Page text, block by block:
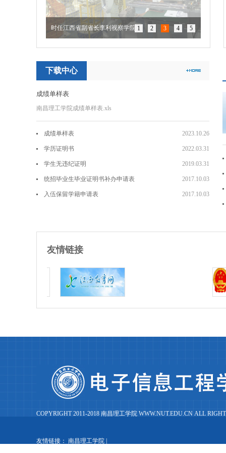
时任江西省副省长李利视察学院 1 2 3 4 5
下载中心
成绩单样表
南昌理工学院成绩单样表.xls
2023.10.26
成绩单样表
2022.03.31
学历证明书
2019.03.31
学生无违纪证明
2017.10.03
统招毕业生毕业证明书补办申请表
2017.10.03
入伍保留学籍申请表
友情链接
COPYRIGHT 2011-2018 南昌理工学院 WWW.NUT.EDU.CN ALL
友情链接： 南昌理工学院